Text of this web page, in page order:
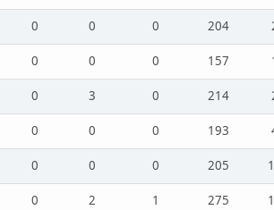
0 0 0 204
0 0 0 157
0 3 0 214
0 0 0 193
0 0 0 205
0 2 1 275